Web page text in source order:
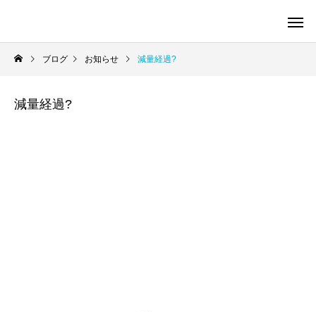
ブログ お知らせ 減量経過?
減量経過?